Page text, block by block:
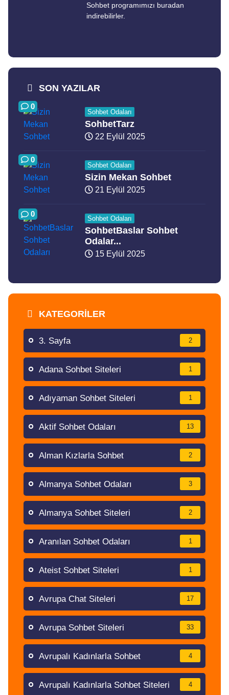
Sohbet programımızı buradan
indirebilirler.
SON YAZILAR
0
Sohbet Odaları
SohbetTarz
22 Eylül 2025
0
Sohbet Odaları
Sizin Mekan Sohbet
21 Eylül 2025
0
Sohbet Odaları
SohbetBaslar Sohbet
Odalar...
15 Eylül 2025
KATEGORILER
3. Sayfa 2
Adana Sohbet Siteleri 1
Adıyaman Sohbet Siteleri 1
Aktif Sohbet Odaları 13
Alman Kızlarla Sohbet 2
Almanya Sohbet Odaları 3
Almanya Sohbet Siteleri 2
Aranılan Sohbet Odaları 1
Ateist Sohbet Siteleri 1
Avrupa Chat Siteleri 17
Avrupa Sohbet Siteleri 33
Avrupalı Kadınlarla Sohbet 4
Avrupalı Kadınlarla Sohbet Siteleri 4